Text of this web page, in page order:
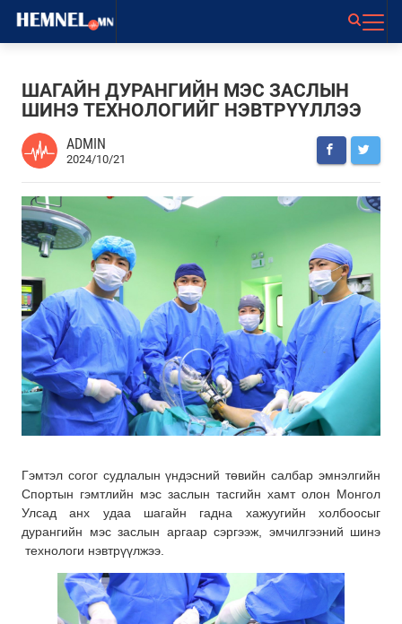
ШАГАЙН ДУРАНГИЙН МЭС ЗАСЛЫН
ШИНЭ ТЕХНОЛОГИЙГ НЭВТРҮҮЛЛЭЭ
ADMIN
2024/10/21
Гэмтэл согог судлалын үндэсний төвийн салбар эмнэлгийн
Спортын гэмтлийн мэс заслын тасгийн хамт олон Монгол
Улсад анх удаа шагайн гадна xажуугийн xолбоосыг
дурангийн мэс заслын аргаар сэргээж, эмчилгээний шинэ
технологи нэвтрүүлжээ.